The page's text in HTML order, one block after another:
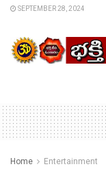
SEPTEMBER 28, 2024
Home Entertainment